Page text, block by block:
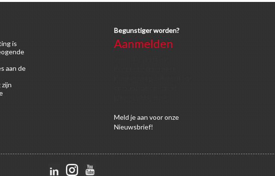
is
aan de
Begunstiger worden?
Aanmelden
Meldje aan voor onze
Nieuwsbrief!